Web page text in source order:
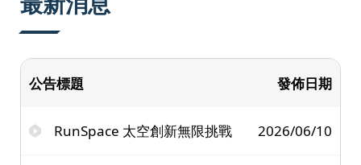
公告標題 發佈日期
RunSpace 太空創新無限挑戰 2026/06/10